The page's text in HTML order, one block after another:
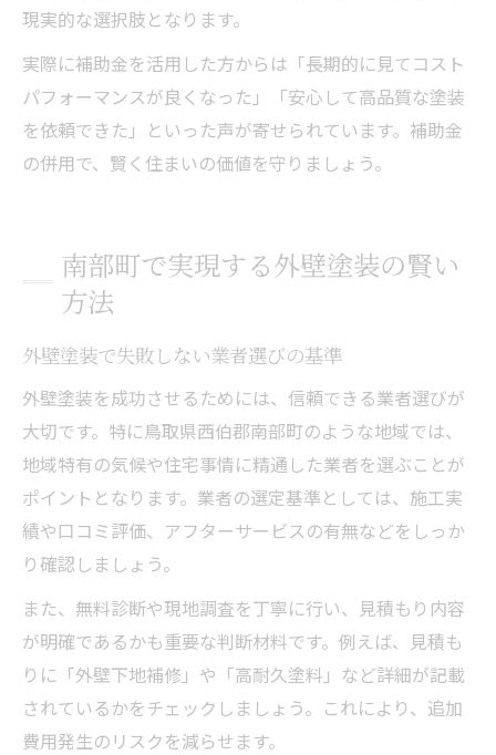
現実的な選択肢となります。
実際に補助金を活用した方からは「長期的に見てコスト
パフォーマンスが良くなった」「安心して高品質な塗装
を依頼できた」といった声が寄せられています。補助金
の併用で、賢く住まいの価値を守りましょう。
南部町で実現する外壁塗装の賢い
方法
外壁塗装で失敗しない業者選びの基準
外壁塗装を成功させるためには、信頼できる業者選びが
大切です。特に鳥取県西伯郡南部町のような地域では、
地域特有の気候や住宅事情に精通した業者を選ぶことが
ポイントとなります。業者の選定基準としては、施工実
績や口コミ評価、アフターサービスの有無などをしっか
り確認しましょう。
また、無料診断や現地調査を丁寧に行い、見積もり内容
が明確であるかも重要な判断材料です。例えば、見積も
りに「外壁下地補修」や「高耐久塗料」など詳細が記載
されているかをチェックしましょう。これにより、追加
費用発生のリスクを減らせます。